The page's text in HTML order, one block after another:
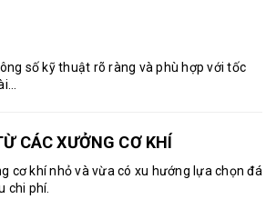
số kỹ thuật rõ ràng và phù hợp với tốc
CÁC XƯỞNG CƠ KHÍ
cơ khí nhỏ và vừa có xu hướng lựa chọnđá
chi phí.